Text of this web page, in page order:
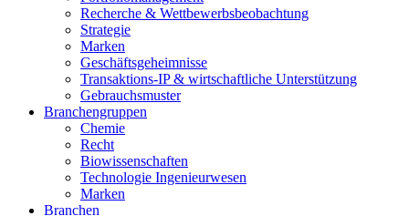
Recherche & Wettbewerbsbeobachtung
Strategie
Marken
Geschäftsgeheimnisse
Transaktions-IP & wirtschaftliche Unterstützung
Gebrauchsmuster
Branchengruppen
Chemie
Recht
Biowissenschaften
Technologie Ingenieurwesen
Marken
Branchen